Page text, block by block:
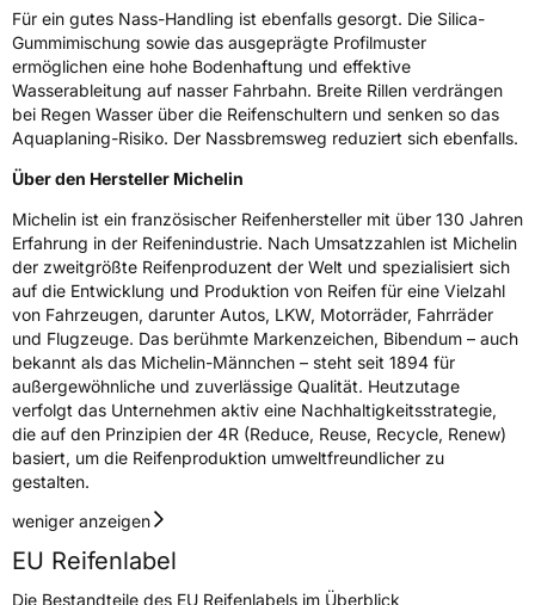
PNEUMATIQUES MICHELIN, place des
Carmes-Déchaux 23 63000 Clermont-
Ferrand Frankreich, contact@tc.michelin.eu
Für ein gutes Nass-Handling ist ebenfalls gesorgt. Die Silica-
Gummimischung sowie das ausgeprägte Profilmuster
ermöglichen eine hohe Bodenhaftung und effektive
Wasserableitung auf nasser Fahrbahn. Breite Rillen verdrängen
bei Regen Wasser über die Reifenschultern und senken so das
Aquaplaning-Risiko. Der Nassbremsweg reduziert sich ebenfalls.
Über den Hersteller Michelin
Michelin ist ein französischer Reifenhersteller mit über 130 Jahren
Erfahrung in der Reifenindustrie. Nach Umsatzzahlen ist Michelin
der zweitgrößte Reifenproduzent der Welt und spezialisiert sich
auf die Entwicklung und Produktion von Reifen für eine Vielzahl
von Fahrzeugen, darunter Autos, LKW, Motorräder, Fahrräder
und Flugzeuge. Das berühmte Markenzeichen, Bibendum – auch
bekannt als das Michelin-Männchen – steht seit 1894 für
außergewöhnliche und zuverlässige Qualität. Heutzutage
verfolgt das Unternehmen aktiv eine Nachhaltigkeitsstrategie,
die auf den Prinzipien der 4R (Reduce, Reuse, Recycle, Renew)
basiert, um die Reifenproduktion umweltfreundlicher zu
gestalten.
weniger anzeigen
EU Reifenlabel
Die Bestandteile des EU Reifenlabels im Überblick